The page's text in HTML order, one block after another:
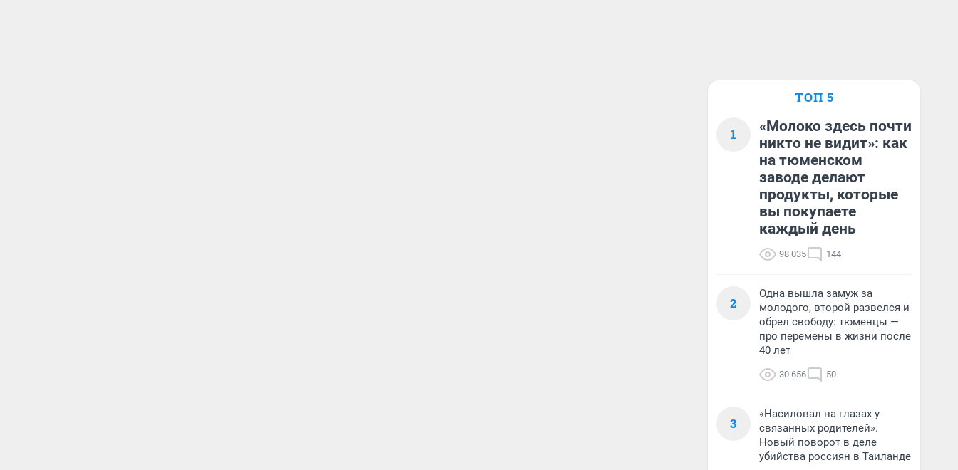
ТОП 5
1
«Молоко здесь почти
никто не видит»: как
на тюменском
заводе делают
продукты, которые
вы покупаете
каждый день
98 035 144
2
Одна вышла замуж за
молодого, второй развелся и
обрел свободу: тюменцы —
про перемены в жизни после
40 лет
30 656 50
3
«Насиловал на глазах у
связанных родителей».
Новый поворот в деле
убийства россиян в Таиланде